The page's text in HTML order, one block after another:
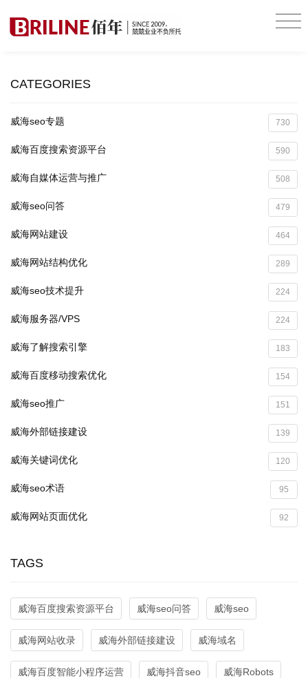
CATEGORIES
威海seo专题 730
威海百度搜索资源平台 590
威海自媒体运营与推广 508
威海seo问答 479
威海网站建设 464
威海网站结构优化 289
威海seo技术提升 224
威海服务器/VPS 224
威海了解搜索引擎 183
威海百度移动搜索优化 154
威海seo推广 151
威海外部链接建设 139
威海关键词优化 120
威海seo术语 95
威海网站页面优化 92
TAGS
威海百度搜索资源平台 威海seo问答 威海seo
威海网站收录 威海外部链接建设 威海域名
威海百度智能小程序运营 威海抖音seo 威海Robots